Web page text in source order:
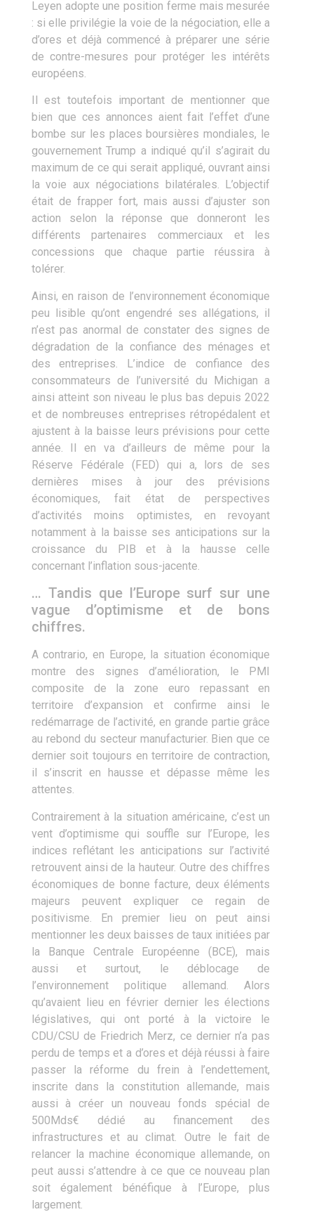
Leyen adopte une position ferme mais mesurée
: si elle privilégie la voie de la négociation, elle a
d’ores et déjà commencé à préparer une série
de contre-mesures pour protéger les intérêts
européens.
Il est toutefois important de mentionner que
bien que ces annonces aient fait l’effet d’une
bombe sur les places boursières mondiales, le
gouvernement Trump a indiqué qu’il s’agirait du
maximum de ce qui serait appliqué, ouvrant ainsi
la voie aux négociations bilatérales. L’objectif
était de frapper fort, mais aussi d’ajuster son
action selon la réponse que donneront les
différents partenaires commerciaux et les
concessions que chaque partie réussira à
tolérer.
Ainsi, en raison de l’environnement économique
peu lisible qu’ont engendré ses allégations, il
n’est pas anormal de constater des signes de
dégradation de la confiance des ménages et
des entreprises. L’indice de confiance des
consommateurs de l’université du Michigan a
ainsi atteint son niveau le plus bas depuis 2022
et de nombreuses entreprises rétropédalent et
ajustent à la baisse leurs prévisions pour cette
année. Il en va d’ailleurs de même pour la
Réserve Fédérale (FED) qui a, lors de ses
dernières mises à jour des prévisions
économiques, fait état de perspectives
d’activités moins optimistes, en revoyant
notamment à la baisse ses anticipations sur la
croissance du PIB et à la hausse celle
concernant l’inflation sous-jacente.
… Tandis que l’Europe surf sur une
vague d’optimisme et de bons
chiffres.
A contrario, en Europe, la situation économique
montre des signes d’amélioration, le PMI
composite de la zone euro repassant en
territoire d’expansion et confirme ainsi le
redémarrage de l’activité, en grande partie grâce
au rebond du secteur manufacturier. Bien que ce
dernier soit toujours en territoire de contraction,
il s’inscrit en hausse et dépasse même les
attentes.
Contrairement à la situation américaine, c’est un
vent d’optimisme qui souffle sur l’Europe, les
indices reflétant les anticipations sur l’activité
retrouvent ainsi de la hauteur. Outre des chiffres
économiques de bonne facture, deux éléments
majeurs peuvent expliquer ce regain de
positivisme. En premier lieu on peut ainsi
mentionner les deux baisses de taux initiées par
la Banque Centrale Européenne (BCE), mais
aussi et surtout, le déblocage de
l’environnement politique allemand. Alors
qu’avaient lieu en février dernier les élections
législatives, qui ont porté à la victoire le
CDU/CSU de Friedrich Merz, ce dernier n’a pas
perdu de temps et a d’ores et déjà réussi à faire
passer la réforme du frein à l’endettement,
inscrite dans la constitution allemande, mais
aussi à créer un nouveau fonds spécial de
500Mds€ dédié au financement des
infrastructures et au climat. Outre le fait de
relancer la machine économique allemande, on
peut aussi s’attendre à ce que ce nouveau plan
soit également bénéfique à l’Europe, plus
largement.